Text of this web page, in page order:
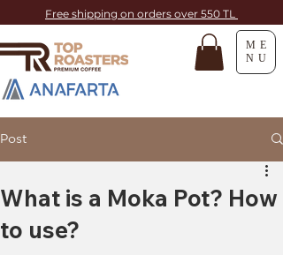
Free shipping on orders over 550 TL
ME
NU
Post
What is a Moka Pot? How
to use?